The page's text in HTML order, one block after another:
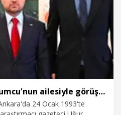
Bakan Gürlek, Uğur Mumcu'nun ailesiyle görüştü
24 Ocak 1993'te